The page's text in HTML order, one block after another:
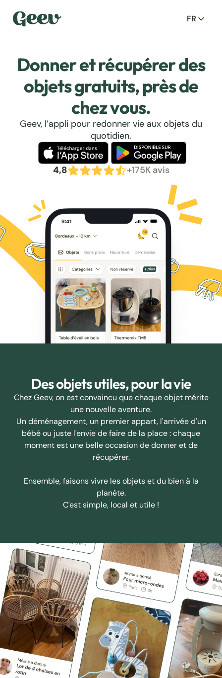
FR
Donner et récupérer des
objets gratuits, près de
chez vous.
Geev, l’appli pour redonner vie aux objets du
quotidien.
4,8 +175K avis
Des objets utiles, pour la vie
Chez Geev, on est convaincu que chaque objet mérite
une nouvelle aventure.
Un déménagement, un premier appart, l'arrivée d'un
bébé ou juste l'envie de faire de la place : chaque
moment est une belle occasion de donner et de
récupérer.
Ensemble, faisons vivre les objets et du bien à la
planète.
C'est simple, local et utile !